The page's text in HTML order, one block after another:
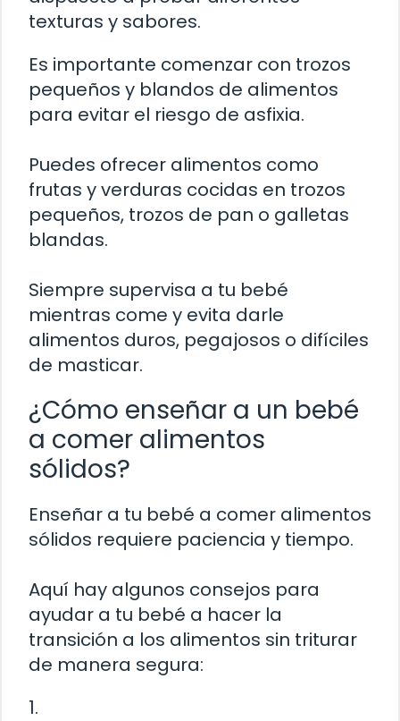
texturas y sabores.
Es importante comenzar con trozos
pequeños y blandos de alimentos
para evitar el riesgo de asfixia.
Puedes ofrecer alimentos como
frutas y verduras cocidas en trozos
pequeños, trozos de pan o galletas
blandas.
Siempre supervisa a tu bebé
mientras come y evita darle
alimentos duros, pegajosos o difíciles
de masticar.
¿Cómo enseñar a un bebé
a comer alimentos
sólidos?
Enseñar a tu bebé a comer alimentos
sólidos requiere paciencia y tiempo.
Aquí hay algunos consejos para
ayudar a tu bebé a hacer la
transición a los alimentos sin triturar
de manera segura:
1.